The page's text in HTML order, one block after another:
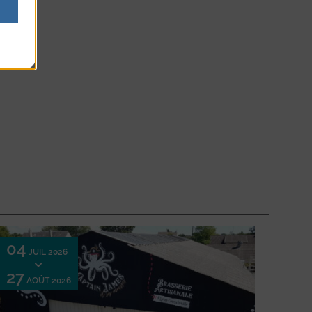
04 JUIL 2026
27 AOÛT 2026